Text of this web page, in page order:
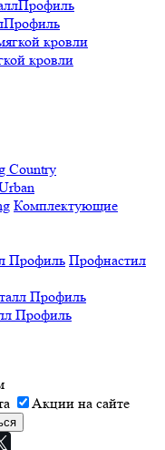
кровли
Country
Комплектующие
Профнастил
Профиль
Акции на сайте